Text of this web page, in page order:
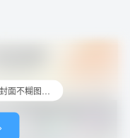
附详细提示词